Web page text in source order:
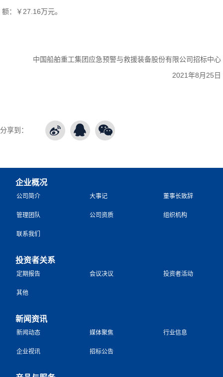
额：￥27.16万元。
中国船舶重工集团应急预警与救援装备股份有限公司招标中心
2021年8月25日
分享到：
企业概况
公司简介 大事记 董事长致辞
管理团队 公司资质 组织机构
联系我们
投资者关系
定期报告 会议决议 投资者活动
其他
新闻资讯
新闻动态 媒体聚焦 行业信息
企业视讯 招标公告